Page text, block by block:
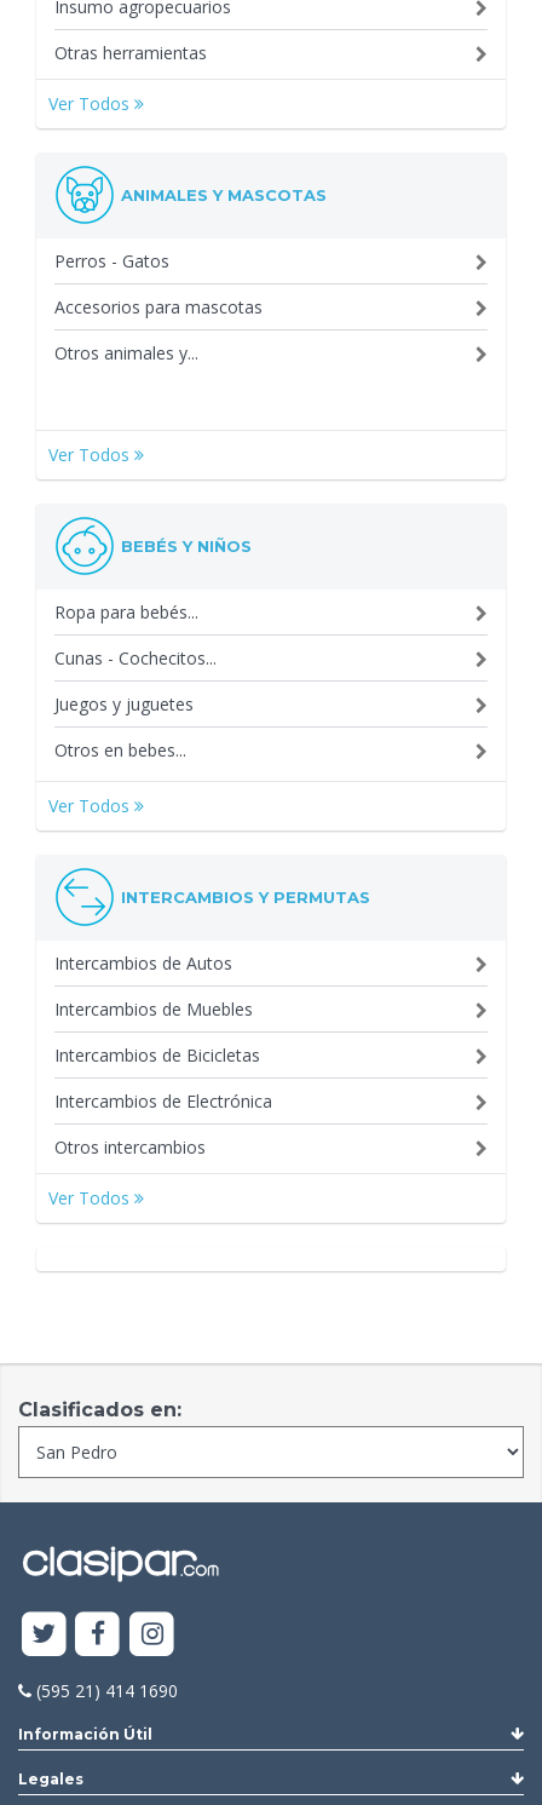
Insumo agropecuarios
Otras herramientas
Ver Todos
ANIMALES Y MASCOTAS
Perros - Gatos
Accesorios para mascotas
Otros animales y...
Ver Todos
BEBÉS Y NIÑOS
Ropa para bebés...
Cunas - Cochecitos...
Juegos y juguetes
Otros en bebes...
Ver Todos
INTERCAMBIOS Y PERMUTAS
Intercambios de Autos
Intercambios de Muebles
Intercambios de Bicicletas
Intercambios de Electrónica
Otros intercambios
Ver Todos
Clasificados en:
(595 21) 414 1690
Información Útil
Legales